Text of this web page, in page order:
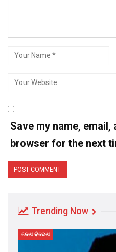
Save my name,
browser for the next
Trending Now
ଦେଶ ବିଦେଶ